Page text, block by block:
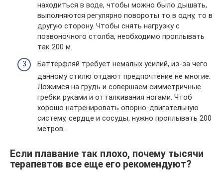
находиться в воде, чтобы можно было дышать,
выполняются регулярно повороты то в одну, то в
другую сторону. Чтобы снять нагрузку с
позвоночного столба, необходимо проплывать
так 200 м.
Баттерфляй требует немалых усилий, из-за чего
данному стилю отдают предпочтение не многие.
Ложимся на грудь и совершаем симметричные
гребки руками и отталкивания ногами. Чтоб
хорошо натренировать опорно-двигательную
систему, сердце и сосуды, нужно проплывать 200
метров.
Если плавание так плохо, почему тысячи
терапевтов все еще его рекомендуют?